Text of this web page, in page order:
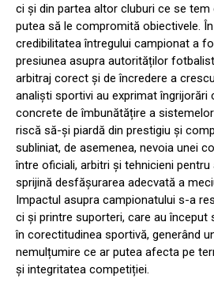
ci și din partea altor cluburi ce se
putea să le compromită obiectivele.
credibilitatea întregului campionat a
presiunea asupra autorităților
arbitraj corect și de încredere a
analiști sportivi au exprimat îngrijorări
concrete de îmbunătățire a
riscă să-și piardă din prestigiu și
subliniat, de asemenea, nevoia unei
între oficiali, arbitri și tehnicieni
sprijină desfășurarea adecvată a
Impactul asupra campionatului s-a
ci și printre suporteri, care au început
în corectitudinea sportivă, generând
nemulțumire ce ar putea afecta pe
și integritatea competiției.